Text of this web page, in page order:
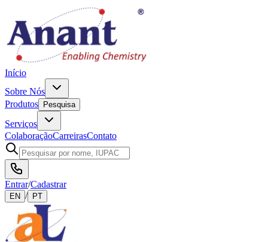
Início
Sobre Nós
Produtos
Pesquisa
Serviços
ColaboraçãoCarreirasContato
Entrar/Cadastrar
EN / PT